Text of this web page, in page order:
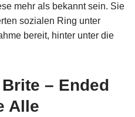
mehr als bekannt sein. Sie
sozialen Ring unter
bereit, hinter unter die
– Ended
Alle